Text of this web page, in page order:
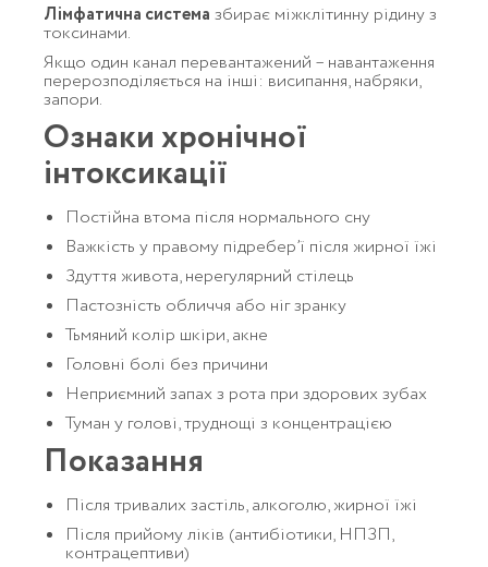
Лімфатична система збирає міжклітинну рідину з
токсинами.
Якщо один канал перевантажений – навантаження
перерозподіляється на інші: висипання, набряки,
запори.
Ознаки хронічної
інтоксикації
Постійна втома після нормального сну
Важкість у правому підребер’ї після жирної їжі
Здуття живота, нерегулярний стілець
Пастозність обличчя або ніг зранку
Тьмяний колір шкіри, акне
Головні болі без причини
Неприємний запах з рота при здорових зубах
Туман у голові, труднощі з концентрацією
Показання
Після тривалих застіль, алкоголю, жирної їжі
Після прийому ліків (антибіотики, НПЗП,
контрацептиви)